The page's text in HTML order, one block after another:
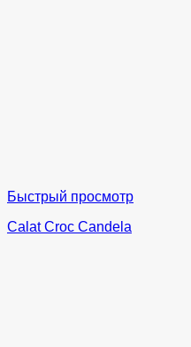
Быстрый просмотр
Calat Croc Candela